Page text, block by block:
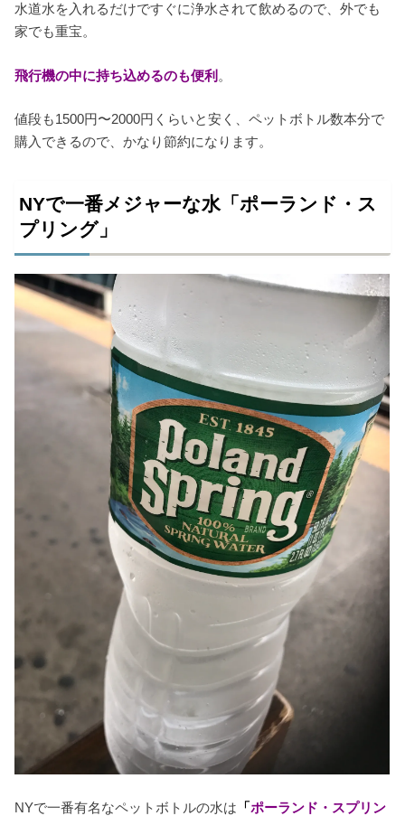
水道水を入れるだけですぐに浄水されて飲めるので、外でも
家でも重宝。
飛行機の中に持ち込めるのも便利 。
値段も1500円〜2000円くらいと安く、ペットボトル数本分で
購入できるので、かなり節約になります。
NYで一番メジャーな水「ポーランド・ス
プリング」
NYで一番有名なペットボトルの水は 「ポーランド・スプリン